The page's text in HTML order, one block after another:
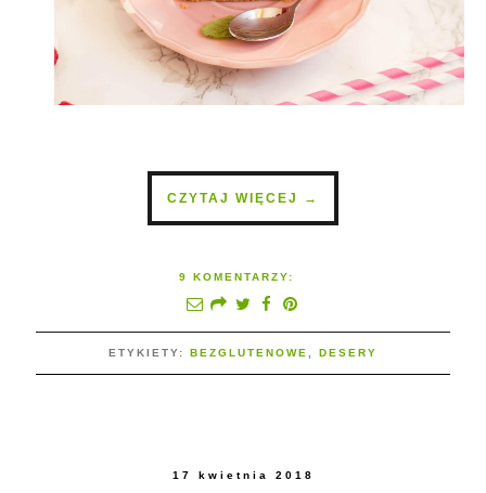
CZYTAJ WIĘCEJ →
9 KOMENTARZY:
ETYKIETY: BEZGLUTENOWE DESERY
17 kwietnia 2018